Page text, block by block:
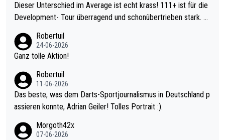
Dieser Unterschied im Average ist echt krass! 111+ ist für die
Development- Tour überragend und schonübertrieben stark. U
mal 40+ erst recht. Da gewinnst keinen Blumentopf - ist ja noc
h krasser wie ein Pokalspiel eines Kreisligisten vs einem Bund
Robertuil
24-06-2026
Ganz tolle Aktion!
Robertuil
11-06-2026
Das beste, was dem Darts-Sportjournalismus in Deutschland p
assieren konnte, Adrian Geiler! Tolles Portrait :).
Morgoth42x
07-06-2026